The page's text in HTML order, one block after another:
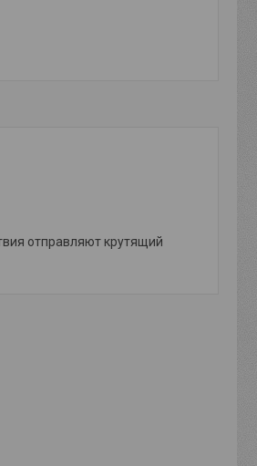
отправляют крутящий